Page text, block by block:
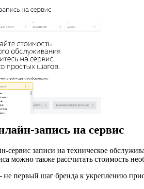
запись на сервис
сервис записи на техническое
можно также рассчитать стоимость
не первый шаг бренда к укреплению